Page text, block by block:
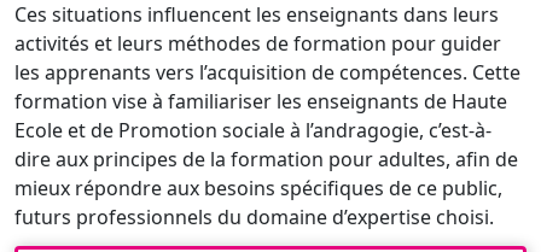
Ces situations influencent les enseignants dans leurs
activités et leurs méthodes de formation pour guider
les apprenants vers l’acquisition de compétences. Cette
formation vise à familiariser les enseignants de Haute
Ecole et de Promotion sociale à l’andragogie, c’est-à-
dire aux principes de la formation pour adultes, afin de
mieux répondre aux besoins spécifiques de ce public,
futurs professionnels du domaine d’expertise choisi.